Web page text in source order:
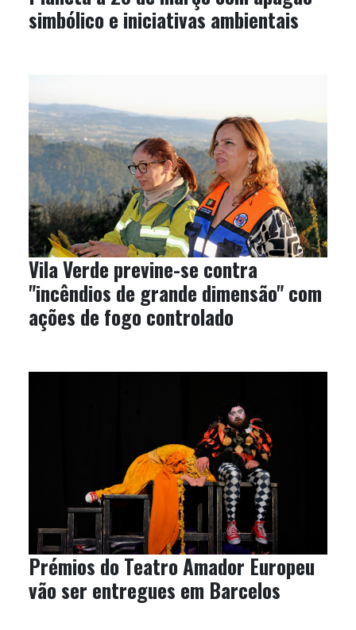
simbólico e iniciativas ambientais
Vila Verde previne-se contra
"incêndios de grande dimensão" com
ações de fogo controlado
Prémios do Teatro Amador Europeu
vão ser entregues em Barcelos